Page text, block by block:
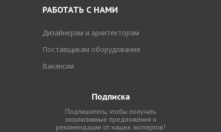
РАБОТАТЬ С НАМИ
Дизайнерам и архитекторам
Поставщикам оборудования
Вакансии
Подписка
Подпишитесь, чтобы получать
эксклюзивные предложения и
рекомендации от наших экспертов!